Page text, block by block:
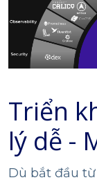
Triển
lý dễ -
Dù bắt đầu